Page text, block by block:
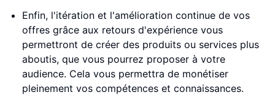
Enfin, l'itération et l'amélioration continue de vos
offres grâce aux retours d'expérience vous
permettront de créer des produits ou services plus
aboutis, que vous pourrez proposer à votre
audience. Cela vous permettra de monétiser
pleinement vos compétences et connaissances.